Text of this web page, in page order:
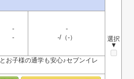
選択
▼
-
-
-
-/（-）
お子様の通学も安心♪セブンイレ